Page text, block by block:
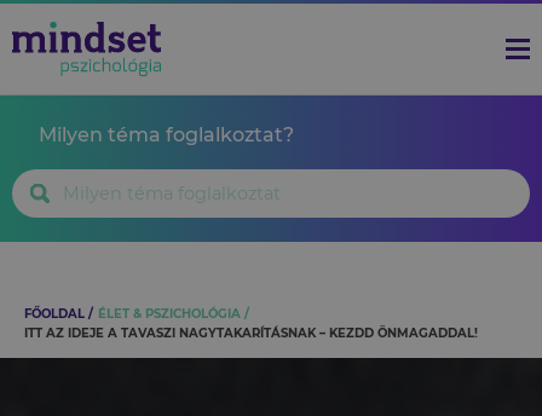
Milyen téma foglalkoztat?
FŐOLDAL
ÉLET & PSZICHOLÓGIA
ITT AZ IDEJE A TAVASZI NAGYTAKARÍTÁSNAK – KEZDD ÖNMAGADDAL!